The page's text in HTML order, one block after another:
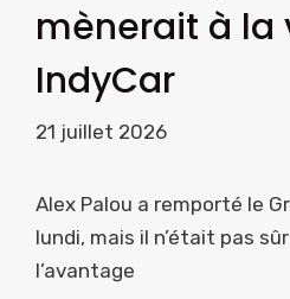
mènerait à la
IndyCar
21 juillet 2026
Alex Palou a remporté le
lundi, mais il n’était pas
l’avantage